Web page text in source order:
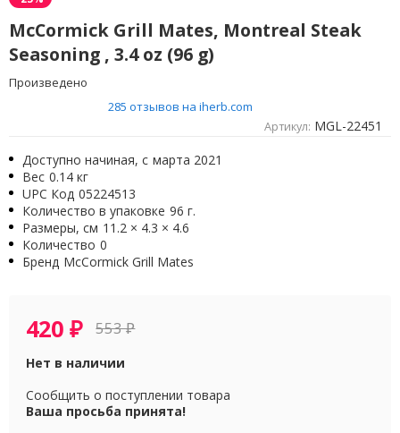
McCormick Grill Mates, Montreal Steak
Seasoning , 3.4 oz (96 g)
Произведено
285 отзывов на iherb.com
Артикул: MGL-22451
Доступно начиная, с марта 2021
Вес 0.14 кг
UPC Код 05224513
Количество в упаковке 96 г.
Размеры, см 11.2 × 4.3 × 4.6
Количество 0
Бренд McCormick Grill Mates
420₽ 553₽
Нет в наличии
Сообщить о поступлении товара
Ваша просьба принята!